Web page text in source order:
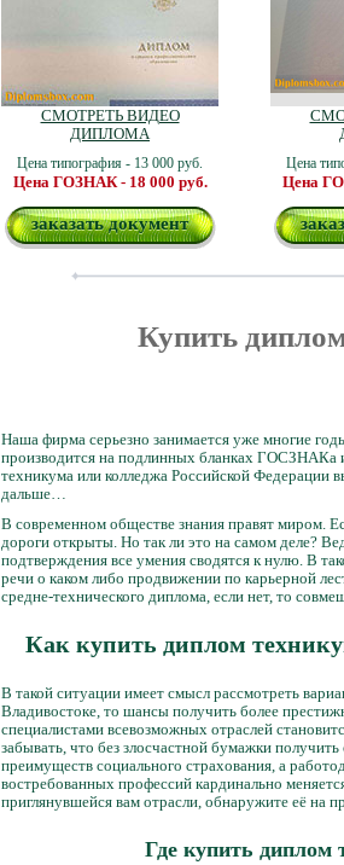
СМОТРЕТЬ ВИДЕО
ДИПЛОМА
Цена типография - 13 000 руб.
Цена ГОЗНАК - 18 000 руб.
заказать документ
Цена
Цена
Купить
Наша фирма серьезно занимается уже многие
производится на подлинных бланках
техникума или колледжа Российской Федерации
дальше…
В современном обществе знания правят миром.
дороги открыты. Но так ли это на самом деле?
подтверждения все умения сводятся к нулю. В
речи о каком либо продвижении по карьерной
средне-технического диплома, если нет, то
Как купить диплом
В такой ситуации имеет смысл рассмотреть
Владивостоке, то шансы получить более
специалистами всевозможных отраслей
забывать, что без злосчастной бумажки
преимуществ социального страхования, а
востребованных профессий кардинально
приглянувшейся вам отрасли, обнаружите её на
Где купить диплом